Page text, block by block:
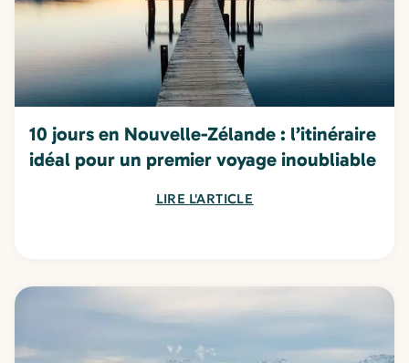
10 jours en Nouvelle-Zélande : l’itinéraire
idéal pour un premier voyage inoubliable
LIRE L'ARTICLE